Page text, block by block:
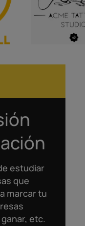
estudiar
que
marcar tu
etc.